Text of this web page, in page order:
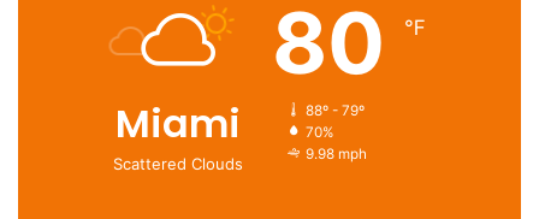
Miami
Scattered Clouds
80 ℉
88º - 79º
70%
9.98 mph